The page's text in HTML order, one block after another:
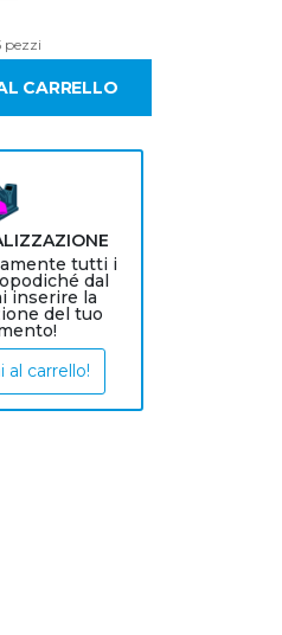
pezzi
CARRELLO
tutti i
dal
inserire la
del tuo
al carrello!